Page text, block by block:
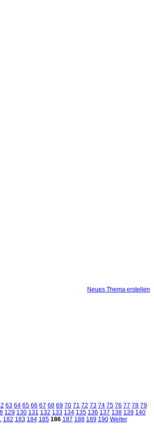
Neues Thema erstellen
63 64 65 66 67 68 69 70 71 72 73 74 75 76 77 78 79
129 130 131 132 133 134 135 136 137 138 139 140
182 183 184 185 186 187 188 189 190 Weiter